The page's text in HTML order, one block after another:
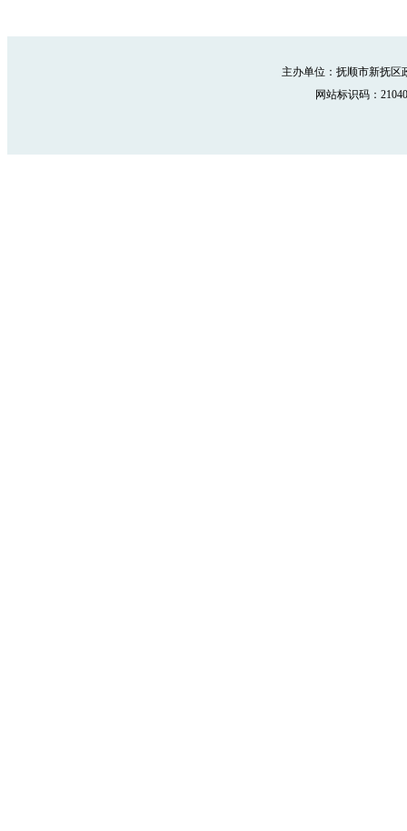
主办单位：抚顺市新抚
网站标识码：